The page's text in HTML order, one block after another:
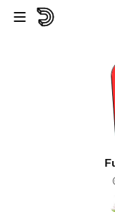
メインコンテンツにス